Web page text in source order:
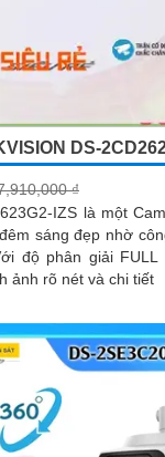
DS-
₫
IZS là một
sáng đẹp nhờ
ảnh rõ nét và chi tiết